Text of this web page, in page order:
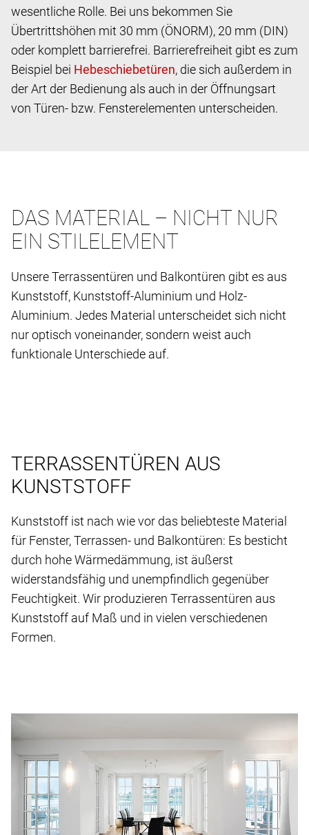
wesentliche Rolle. Bei uns bekommen Sie
Übertrittshöhen mit 30 mm (ÖNORM), 20 mm (DIN)
oder komplett barrierefrei. Barrierefreiheit gibt es zum
Beispiel bei
, die sich außerdem in
der Art der Bedienung als auch in der Öffnungsart
von Türen- bzw. Fensterelementen unterscheiden.
DAS MATERIAL – NICHT NUR
EIN STILELEMENT
Unsere Terrassentüren und Balkontüren gibt es aus
Kunststoff, Kunststoff-Aluminium und Holz-
Aluminium. Jedes Material unterscheidet sich nicht
nur optisch voneinander, sondern weist auch
funktionale Unterschiede auf.
TERRASSENTÜREN AUS
KUNSTSTOFF
Kunststoff ist nach wie vor das beliebteste Material
für Fenster, Terrassen- und Balkontüren: Es besticht
durch hohe Wärmedämmung, ist äußerst
widerstandsfähig und unempfindlich gegenüber
Feuchtigkeit. Wir produzieren Terrassentüren aus
Kunststoff auf Maß und in vielen verschiedenen
Formen.